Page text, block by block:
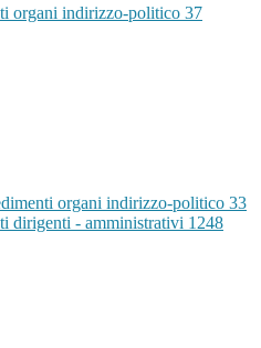
organi indirizzo-politico 37
organi indirizzo-politico 33
dirigenti - amministrativi 1248